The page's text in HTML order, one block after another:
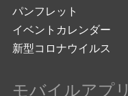
パンフレット
イベントカレンダー
新型コロナウイルス
モバイルアプリ